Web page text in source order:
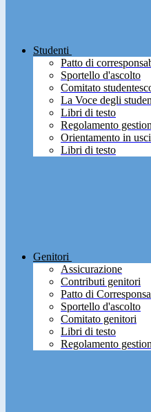
Studenti
Patto di
Sportello d'ascolto
Comitato
La Voce degli
Libri di testo
Regolamento
Orientamento in
Libri di testo
Genitori
Assicurazione
Contributi genitori
Patto di
Sportello d'ascolto
Comitato genitori
Libri di testo
Regolamento